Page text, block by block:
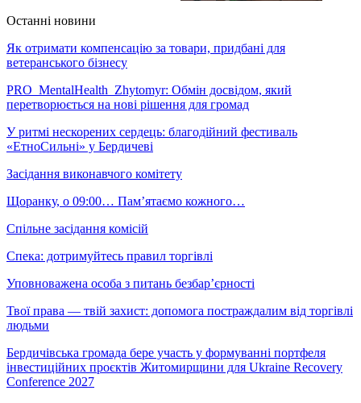
Останні новини
Як отримати компенсацію за товари, придбані для
ветеранського бізнесу
PRO_MentalHealth_Zhytomyr: Обмін досвідом, який
перетворюється на нові рішення для громад
У ритмі нескорених сердець: благодійний фестиваль
«ЕтноСильні» у Бердичеві
Засідання виконавчого комітету
Щоранку, о 09:00… Пам’ятаємо кожного…
Спільне засідання комісій
Спека: дотримуйтесь правил торгівлі
Уповноважена особа з питань безбар’єрності
Твої права — твій захист: допомога постраждалим від торгівлі
людьми
Бердичівська громада бере участь у формуванні портфеля
інвестиційних проєктів Житомирщини для Ukraine Recovery
Conference 2027